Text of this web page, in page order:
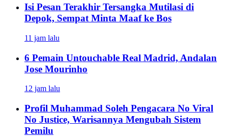
Isi Pesan Terakhir Tersangka Mutilasi di
Depok, Sempat Minta Maaf ke Bos
11 jam lalu
6 Pemain Untouchable Real Madrid, Andalan
Jose Mourinho
12 jam lalu
Profil Muhammad Soleh Pengacara No Viral
No Justice, Warisannya Mengubah Sistem
Pemilu